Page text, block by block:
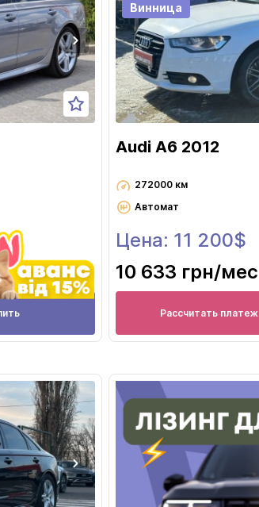
Винница
Audi A6 2012
272000 км
Автомат
Цена: 11 200$
10 633 грн/мес
Рассчитать платеж